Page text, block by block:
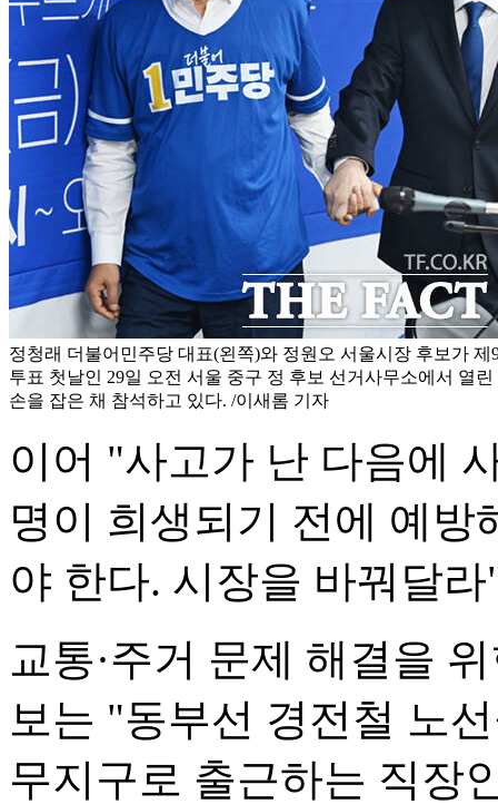
정청래 더불어민주당 대표(왼쪽)와 정원오 서울시장 후보가
투표 첫날인 29일 오전 서울 중구 정 후보 선거사무소에서 열
손을 잡은 채 참석하고 있다. /이새롬 기자
이어 "사고가 난 다음에
명이 희생되기 전에 예
야 한다. 시장을 바꿔달
교통·주거 문제 해결을
보는 "동부선 경전철 노
무지구로 출근하는 직장